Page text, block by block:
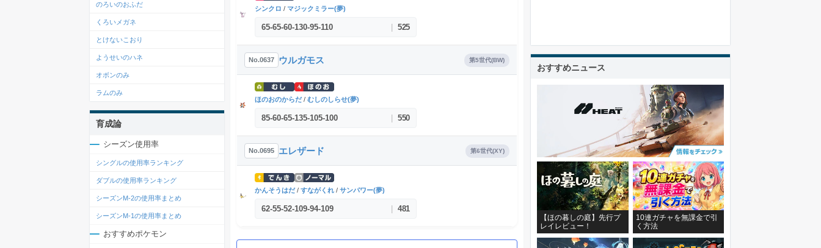
シンクロ / マジックミラー(夢)
65-65-60-130-95-110 525
No.0637 ウルガモス 第5世代(BW)
ほのおのからだ / むしのしらせ(夢)
85-60-65-135-105-100 550
No.0695 エレザード 第6世代(XY)
かんそうはだ / すながくれ / サンパワー(夢)
62-55-52-109-94-109 481
のろいのおふだ
くろいメガネ
とけないこおり
ようせいのハネ
オボンのみ
ラムのみ
育成論
シーズン使用率
シングルの使用率ランキング
ダブルの使用率ランキング
シーズンM-2の使用率まとめ
シーズンM-1の使用率まとめ
おすすめポケモン
おすすめニュース
【ほの暮しの庭】先行プ
レイレビュー！
10連ガチャを無課金で引
く方法